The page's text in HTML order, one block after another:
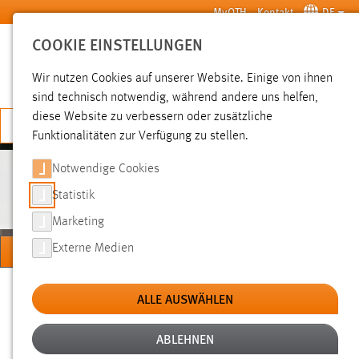
Zum Hauptinhalt springen MyOTH Kontakt DE
SUCHE
JETZT BEWERBEN
STUDIEREN BEI UNS
Sie sind hier:
Studium Vor dem Studium Studieren bei uns
COOKIE EINSTELLUNGEN
Wir nutzen Cookies auf unserer Website. Einige von ihnen
sind technisch notwendig, während andere uns helfen,
diese Website zu verbessern oder zusätzliche
Funktionalitäten zur Verfügung zu stellen.
Notwendige Cookies
Statistik
Marketing
Externe Medien
ALLE AUSWÄHLEN
ABLEHNEN